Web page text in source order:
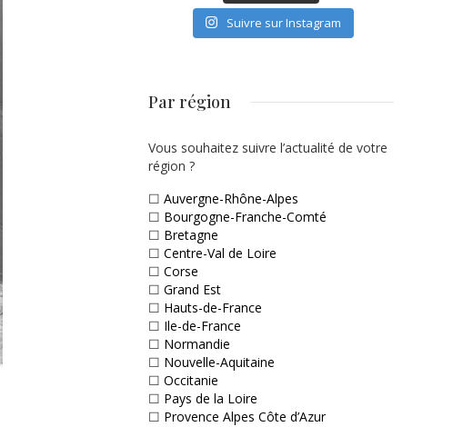
Suivre sur Instagram
Par région
Vous souhaitez suivre l’actualité de votre
région ?
☐ Auvergne-Rhône-Alpes
☐ Bourgogne-Franche-Comté
☐ Bretagne
☐ Centre-Val de Loire
☐ Corse
☐ Grand Est
☐ Hauts-de-France
☐ Ile-de-France
☐ Normandie
☐ Nouvelle-Aquitaine
☐ Occitanie
☐ Pays de la Loire
☐ Provence Alpes Côte d’Azur